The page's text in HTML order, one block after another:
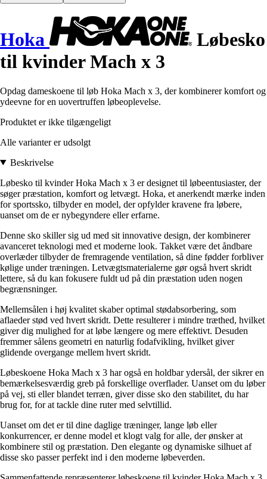
Hoka
Løbesko
til kvinder Mach x 3
Opdag dameskoene til løb Hoka Mach x 3, der kombinerer komfort og
ydeevne for en uovertruffen løbeoplevelse.
Produktet er ikke tilgængeligt
Alle varianter er udsolgt
Beskrivelse
Løbesko til kvinder Hoka Mach x 3 er designet til løbeentusiaster, der
søger præstation, komfort og letvægt. Hoka, et anerkendt mærke inden
for sportssko, tilbyder en model, der opfylder kravene fra løbere,
uanset om de er nybegyndere eller erfarne.
Denne sko skiller sig ud med sit innovative design, der kombinerer
avanceret teknologi med et moderne look. Takket være det åndbare
overlæder tilbyder de fremragende ventilation, så dine fødder forbliver
kølige under træningen. Letvægtsmaterialerne gør også hvert skridt
lettere, så du kan fokusere fuldt ud på din præstation uden nogen
begrænsninger.
Mellemsålen i høj kvalitet skaber optimal stødabsorbering, som
aflaeder stød ved hvert skridt. Dette resulterer i mindre træthed, hvilket
giver dig mulighed for at løbe længere og mere effektivt. Desuden
fremmer sålens geometri en naturlig fodafvikling, hvilket giver
glidende overgange mellem hvert skridt.
Løbeskoene Hoka Mach x 3 har også en holdbar ydersål, der sikrer en
bemærkelsesværdig greb på forskellige overflader. Uanset om du løber
på vej, sti eller blandet terræn, giver disse sko den stabilitet, du har
brug for, for at tackle dine ruter med selvtillid.
Uanset om det er til dine daglige træninger, lange løb eller
konkurrencer, er denne model et klogt valg for alle, der ønsker at
kombinere stil og præstation. Den elegante og dynamiske silhuet af
disse sko passer perfekt ind i den moderne løbeverden.